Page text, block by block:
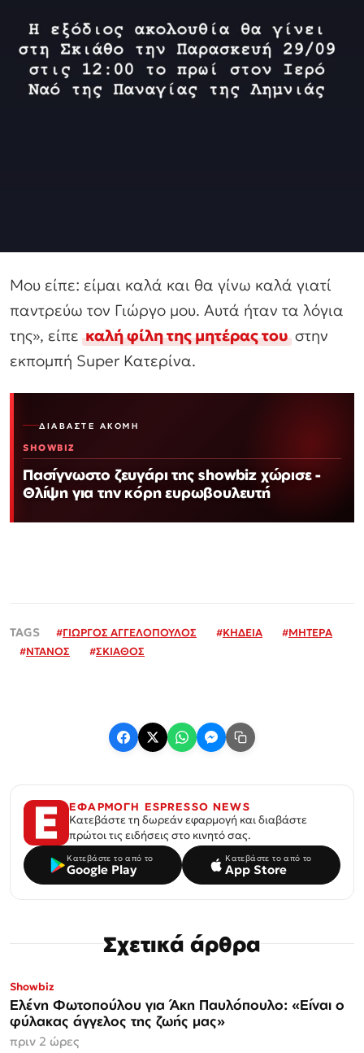
Μου είπε: είμαι καλά και θα γίνω καλά γιατί
παντρεύω τον Γιώργο μου. Αυτά ήταν τα λόγια
της», είπεκαλή φίλη της μητέρας τουστην
εκπομπή Super Κατερίνα.
ΔΙΑΒΆΣΤΕ ΑΚΌΜΗ
SHOWBIZ
Πασίγνωστο ζευγάρι της showbiz χώρισε -
Θλίψη για την κόρη ευρωβουλευτή
#ΓΙΩΡΓΟΣ ΑΓΓΕΛΟΠΟΥΛΟΣ #ΚΗΔΕΙΑ #ΜΗΤΕΡΑ
#ΝΤΑΝΟΣ #ΣΚΙΑΘΟΣ
ΕΦΑΡΜΟΓΗ ESPRESSO NEWS
Κατεβάστε τη δωρεάν εφαρμογή και διαβάστε
πρώτοι τις ειδήσεις στο κινητό σας.
Κατεβάστε το από το
Google Play
Κατεβάστε το από το
App Store
Σχετικά άρθρα
Showbiz
Ελένη Φωτοπούλου για Άκη Παυλόπουλο: «Είναι ο
φύλακας άγγελος της ζωής μας»
πριν 2 ώρες